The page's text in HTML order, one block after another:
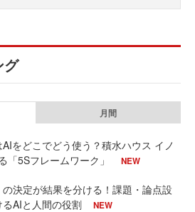
グ
月間
をどこでどう使う？積水ハウス イノ
「5Sフレームワーク」
NEW
の決定が結果を分ける！課題・論点設
AIと人間の役割
NEW